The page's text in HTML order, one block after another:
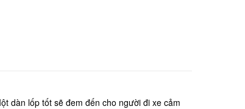
dàn lốp tốt sẽ đem đến cho người đi xe cảm